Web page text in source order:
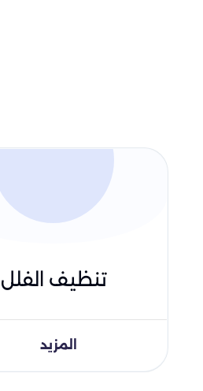
تنظيف الفلل
المزيد